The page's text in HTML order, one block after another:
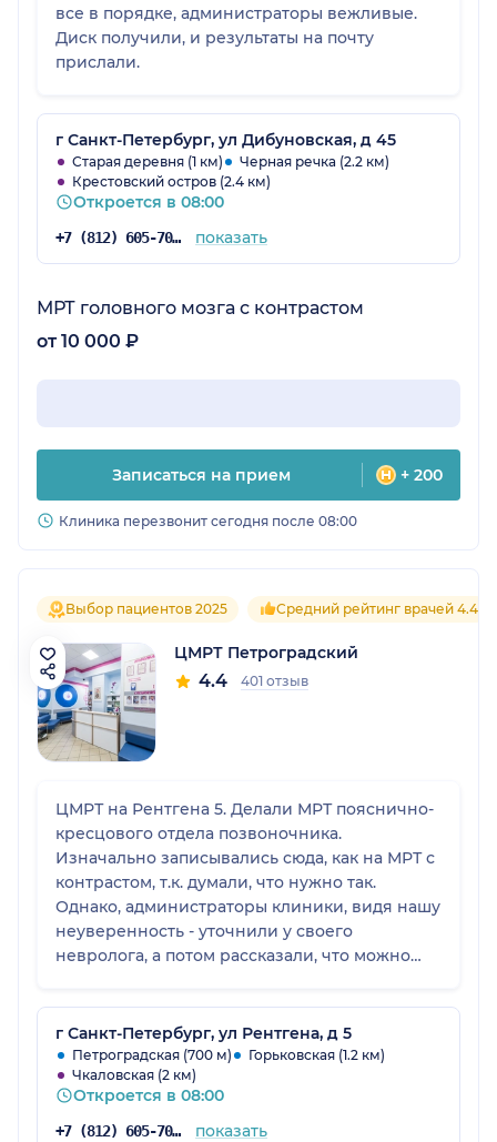
все в порядке, администраторы вежливые.
Диск получили, и результаты на почту
прислали.
г Санкт-Петербург, ул Дибуновская, д 45
Старая деревня (1 км)
Черная речка (2.2 км)
Крестовский остров (2.4 км)
Откроется в 08:00
+7 (812) 605-70-67 показать
МРТ головного мозга с контрастом
от 10 000 ₽
Записаться на прием + 200
Клиника перезвонит сегодня после 08:00
Выбор пациентов 2025 Средний рейтинг врачей 4.4
ЦМРТ Петроградский
4.4 401 отзыв
ЦМРТ на Рентгена 5. Делали МРТ пояснично-
кресцового отдела позвоночника.
Изначально записывались сюда, как на МРТ с
контрастом, т.к. думали, что нужно так.
Однако, администраторы клиники, видя нашу
неуверенность - уточнили у своего
невролога, а потом рассказали, что можно
с контрастом, если нужно, с оплатой только
за контраст. Как дообследование. Разница по
цене - в 2 раза почти, более чем приличная.
Мы так и поступили и оказалось, что контраст
был не нужен. Спасибо, что вместо
навязывания ненужных услуг - сэкономили
г Санкт-Петербург, ул Рентгена, д 5
Петроградская (700 м)
Горьковская (1.2 км)
Чкаловская (2 км)
Откроется в 08:00
+7 (812) 605-70-67 показать